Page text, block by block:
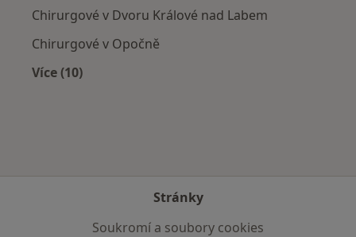
Chirurgové v Dvoru Králové nad Labem
Chirurgové v Opočně
Více (10)
Stránky
Soukromí a soubory cookies